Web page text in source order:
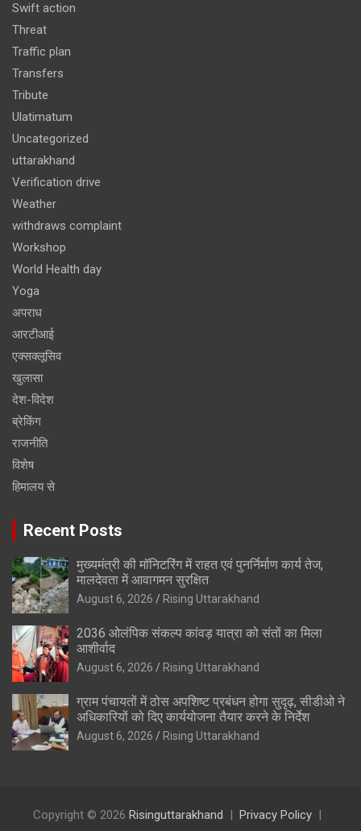
Swift action
Threat
Traffic plan
Transfers
Tribute
Ulatimatum
Uncategorized
uttarakhand
Verification drive
Weather
withdraws complaint
Workshop
World Health day
Yoga
अपराध
आरटीआई
एक्सक्लूसिव
खुलासा
देश-विदेश
ब्रेकिंग
राजनीति
विशेष
हिमालय से
Recent Posts
मुख्यमंत्री की मॉनिटरिंग में राहत एवं पुनर्निर्माण कार्य तेज,
मालदेवता में आवागमन सुरक्षित
August 6, 2026 Rising Uttarakhand
2036 ओलंपिक संकल्प कांवड़ यात्रा को संतों का मिला
आशीर्वाद
August 6, 2026 Rising Uttarakhand
ग्राम पंचायतों में ठोस अपशिष्ट प्रबंधन होगा सुदृढ़, सीडीओ ने
अधिकारियों को दिए कार्ययोजना तैयार करने के निर्देश
August 6, 2026 Rising Uttarakhand
Copyright © 2026 Risinguttarakhand
Privacy Policy